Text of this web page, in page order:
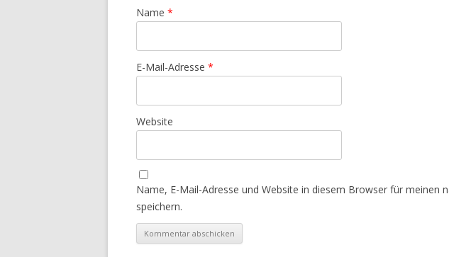
Name *
E-Mail-Adresse *
Website
Name, E-Mail-Adresse und Website in diesem Browser für meinen
speichern.